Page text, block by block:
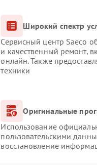
Широкий спектр
Сервисный центр Saeco
и качественный ремонт,
онлайн. Также
техники
Оригинальные
Использование
пользовательскими
восстановление